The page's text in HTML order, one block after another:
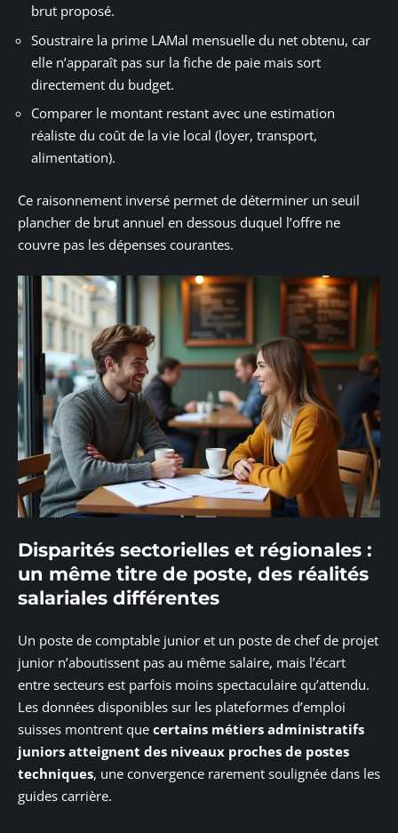
brut proposé.
Soustraire la prime LAMal mensuelle du net obtenu, car
elle n’apparaît pas sur la fiche de paie mais sort
directement du budget.
Comparer le montant restant avec une estimation
réaliste du coût de la vie local (loyer, transport,
alimentation).
Ce raisonnement inversé permet de déterminer un seuil
plancher de brut annuel en dessous duquel l’offre ne
couvre pas les dépenses courantes.
Disparités sectorielles et régionales :
un même titre de poste, des réalités
salariales différentes
Un poste de comptable junior et un poste de chef de projet
junior n’aboutissent pas au même salaire, mais l’écart
entre secteurs est parfois moins spectaculaire qu’attendu.
Les données disponibles sur les plateformes d’emploi
suisses montrent que certains métiers administratifs
juniors atteignent des niveaux proches de postes
techniques, une convergence rarement soulignée dans les
guides carrière.